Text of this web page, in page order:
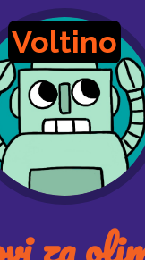
Voltino